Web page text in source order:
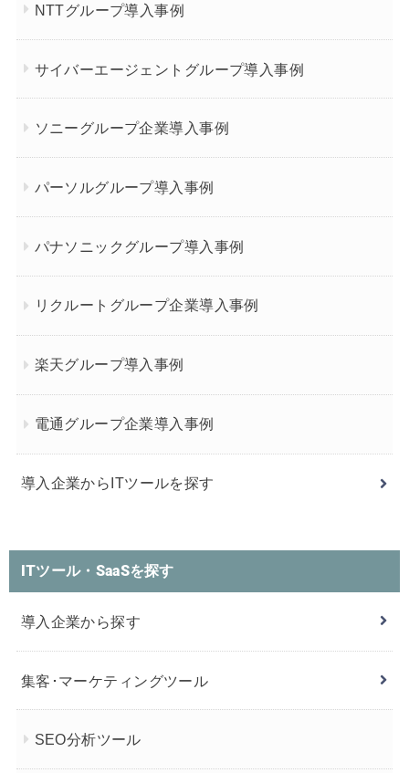
NTTグループ導入事例
サイバーエージェントグループ導入事例
ソニーグループ企業導入事例
パーソルグループ導入事例
パナソニックグループ導入事例
リクルートグループ企業導入事例
楽天グループ導入事例
電通グループ企業導入事例
導入企業からITツールを探す
ITツール・SaaSを探す
導入企業から探す
集客･マーケティングツール
SEO分析ツール